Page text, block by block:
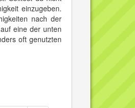
einzugeben.
nach der
eine der unten
oft genutzten